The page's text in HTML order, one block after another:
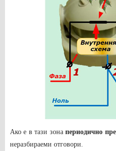
Ако е в тази зонапериодично
неразбираеми отговори.